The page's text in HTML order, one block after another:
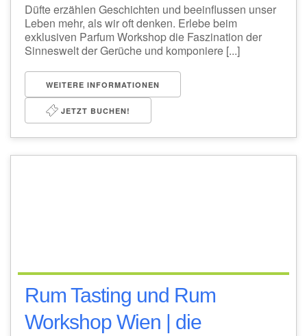
Düfte erzählen Geschichten und beeinflussen unser
Leben mehr, als wir oft denken. Erlebe beim
exklusiven Parfum Workshop die Faszination der
Sinneswelt der Gerüche und komponiere [...]
WEITERE INFORMATIONEN
JETZT BUCHEN!
Rum Tasting und Rum
Workshop Wien | die